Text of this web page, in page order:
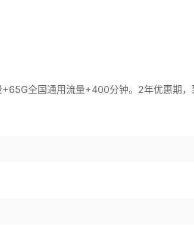
全国通用流量+400分钟。2年优惠期，